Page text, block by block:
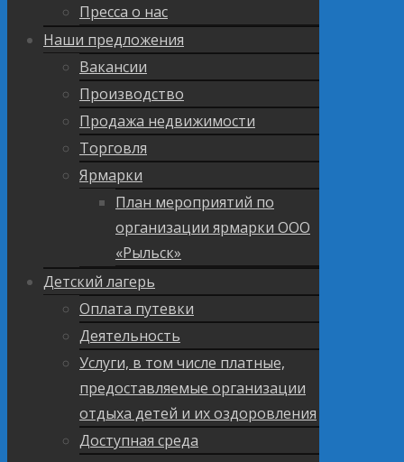
Пресса о нас
Наши предложения
Вакансии
Производство
Продажа недвижимости
Торговля
Ярмарки
План мероприятий по
организации ярмарки ООО
«Рыльск»
Детский лагерь
Оплата путевки
Деятельность
Услуги, в том числе платные,
предоставляемые организации
отдыха детей и их оздоровления
Доступная среда